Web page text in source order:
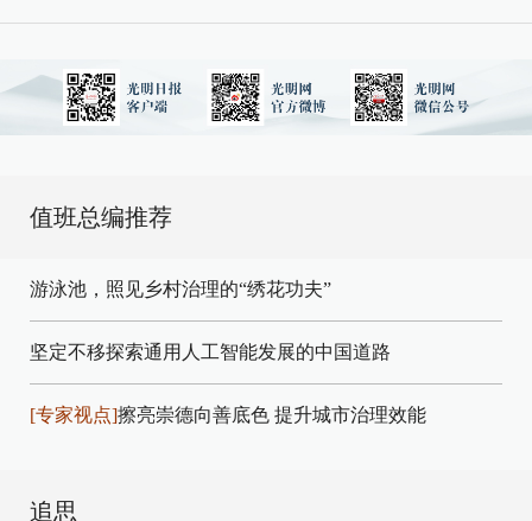
值班总编推荐
游泳池，照见乡村治理的“绣花功夫”
坚定不移探索通用人工智能发展的中国道路
[专家视点]擦亮崇德向善底色 提升城市治理效能
追思